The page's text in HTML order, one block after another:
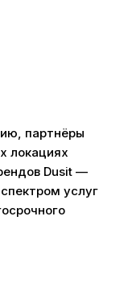
партнёры
локациях
Dusit —
услуг